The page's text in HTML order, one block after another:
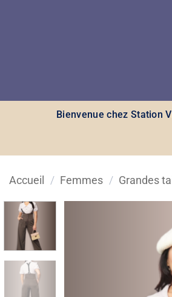
Bienvenue chez Station
Accueil / Femmes / Grandes